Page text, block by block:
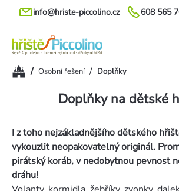
Přejít
608 565
info@hriste-piccolino.cz
Domů/ Osobní řešení / Doplňky
Doplňky na dětské
I z toho nejzákladnějšího dětského
vykouzlit neopakovatelný originál.
pirátský koráb, v nedobytnou pevnost
dráhu!